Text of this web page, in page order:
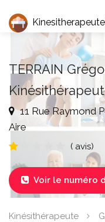
TERRAIN
11 Rue Raymond
Aire
( avis)
 Voir le numéro
Kinésithérapeute